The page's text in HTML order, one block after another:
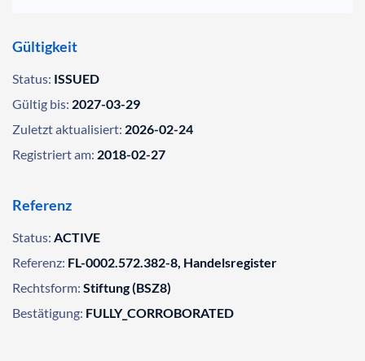
Gültigkeit
Status: ISSUED
Gültig bis: 2027-03-29
Zuletzt aktualisiert: 2026-02-24
Registriert am: 2018-02-27
Referenz
Status: ACTIVE
Referenz: FL-0002.572.382-8, Handelsregister
Rechtsform: Stiftung (BSZ8)
Bestätigung: FULLY_CORROBORATED